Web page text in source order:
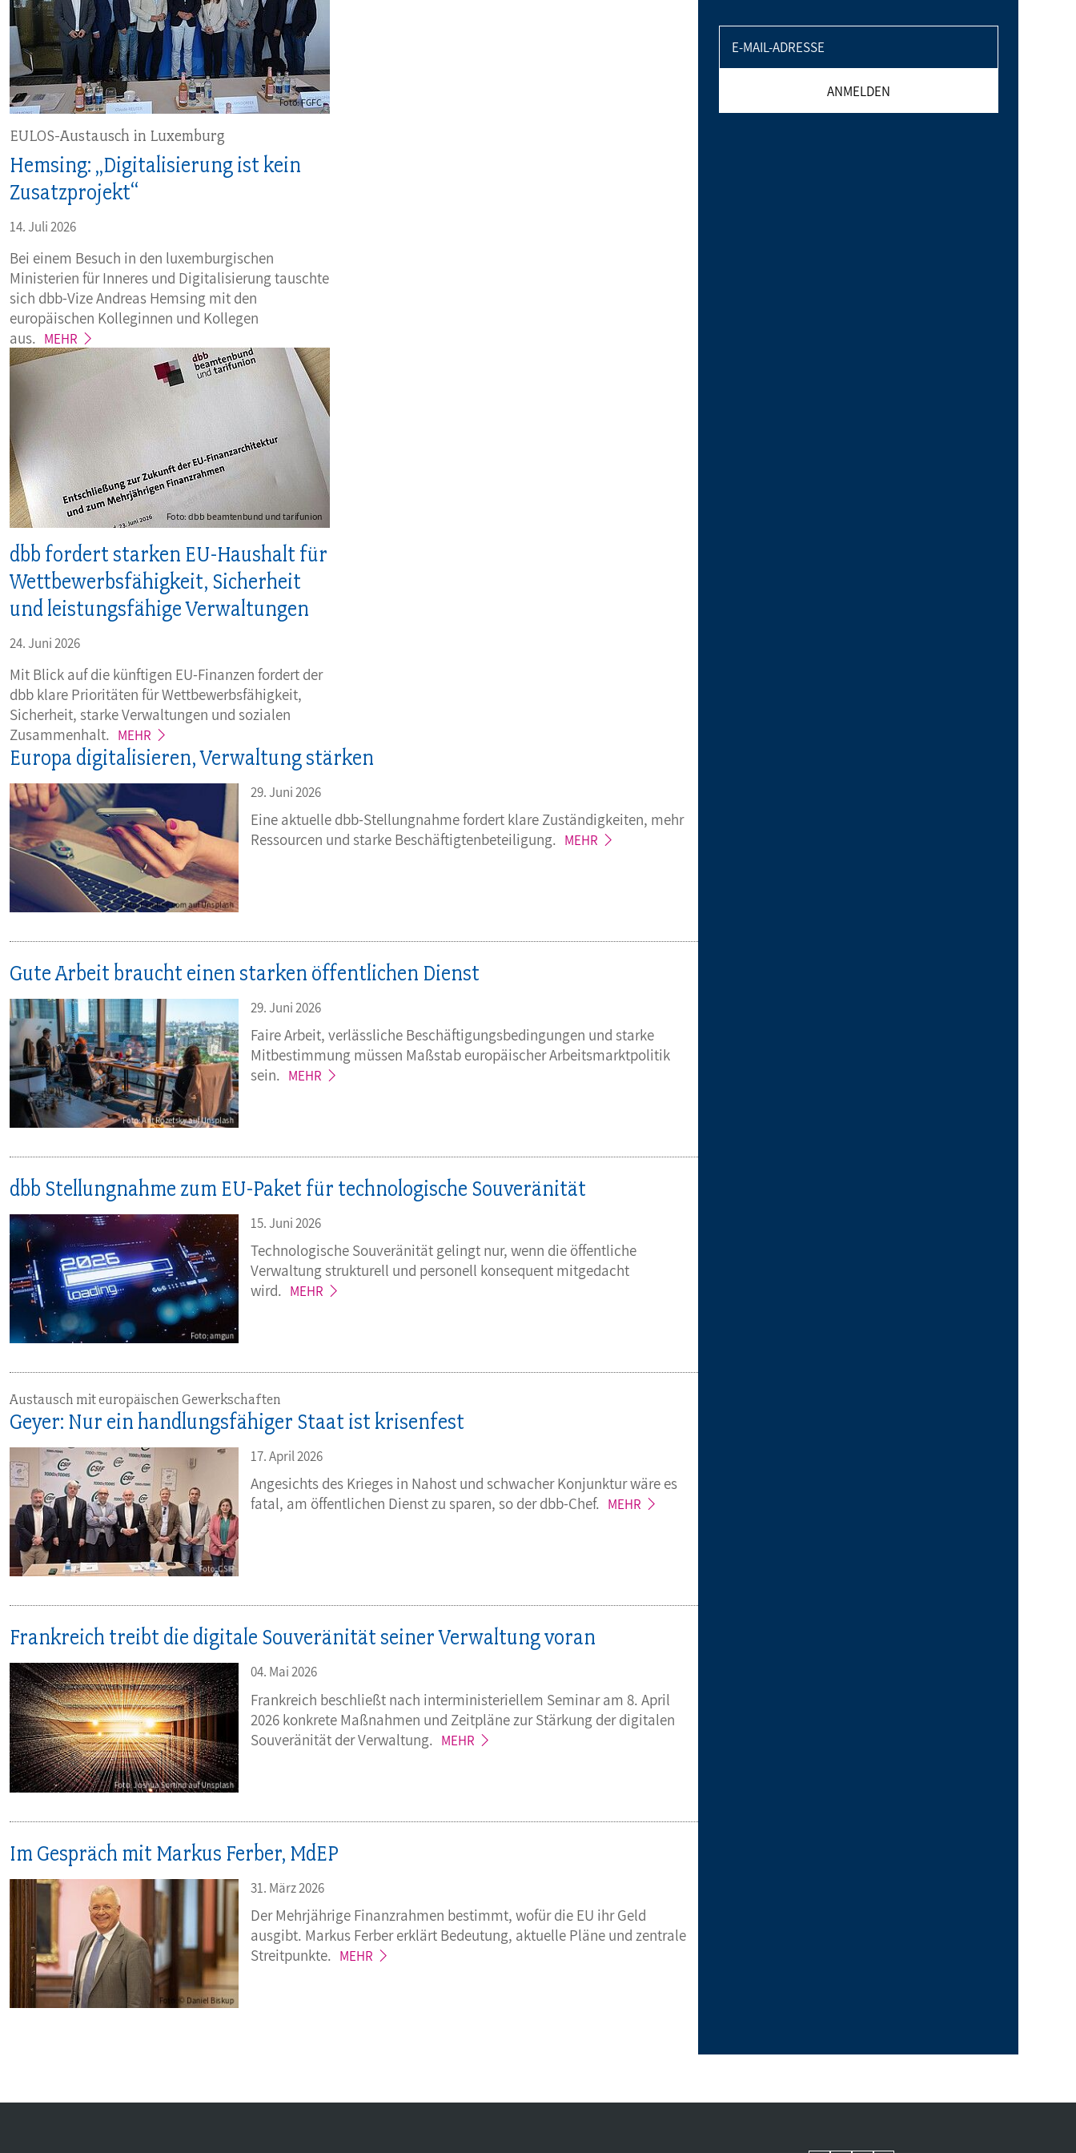
EULOS-Austausch in Luxemburg
Hemsing: „Digitalisierung ist kein
Zusatzprojekt“
14. Juli 2026
Bei einem Besuch in den luxemburgischen
Ministerien für Inneres und Digitalisierung tauschte
sich dbb-Vize Andreas Hemsing mit den
europäischen Kolleginnen und Kollegen
aus. MEHR
dbb fordert starken EU-Haushalt für
Wettbewerbsfähigkeit, Sicherheit
und leistungsfähige Verwaltungen
24. Juni 2026
Mit Blick auf die künftigen EU-Finanzen fordert der
dbb klare Prioritäten für Wettbewerbsfähigkeit,
Sicherheit, starke Verwaltungen und sozialen
Zusammenhalt. MEHR
Europa digitalisieren, Verwaltung stärken
29. Juni 2026
Eine aktuelle dbb-Stellungnahme fordert klare Zuständigkeiten, mehr
Ressourcen und starke Beschäftigtenbeteiligung. MEHR
Gute Arbeit braucht einen starken öffentlichen Dienst
29. Juni 2026
Faire Arbeit, verlässliche Beschäftigungsbedingungen und starke
Mitbestimmung müssen Maßstab europäischer Arbeitsmarktpolitik
sein. MEHR
dbb Stellungnahme zum EU-Paket für technologische Souveränität
15. Juni 2026
Technologische Souveränität gelingt nur, wenn die öffentliche
Verwaltung strukturell und personell konsequent mitgedacht
wird. MEHR
Austausch mit europäischen Gewerkschaften
Geyer: Nur ein handlungsfähiger Staat ist krisenfest
17. April 2026
Angesichts des Krieges in Nahost und schwacher Konjunktur wäre es
fatal, am öffentlichen Dienst zu sparen, so derdbb-Chef. MEHR
Frankreich treibt die digitale Souveränität seiner Verwaltung voran
04. Mai 2026
Frankreich beschließt nach interministeriellem Seminar am 8. April
2026 konkrete Maßnahmen und Zeitpläne zur Stärkung der digitalen
Souveränität derVerwaltung. MEHR
Im Gespräch mit Markus Ferber, MdEP
31. März 2026
Der Mehrjährige Finanzrahmen bestimmt, wofür die EU ihr Geld
ausgibt. Markus Ferber erklärt Bedeutung, aktuelle Pläne und zentrale
Streitpunkte. MEHR